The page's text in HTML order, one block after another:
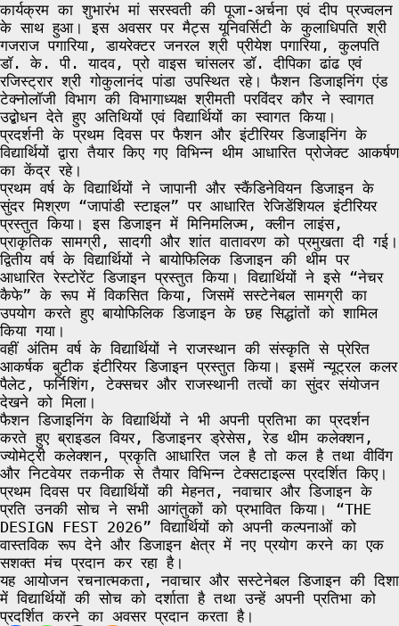
कार्यक्रम का शुभारंभ मां सरस्वती की पूजा-अर्चना एवं दीप प्रज्वलन
के साथ हुआ। इस अवसर पर मैट्स यूनिवर्सिटी के कुलाधिपति श्री
गजराज पगारिया, डायरेक्टर जनरल श्री प्रीयेश पगारिया, कुलपति
डॉ. के. पी. यादव, प्रो वाइस चांसलर डॉ. दीपिका ढांढ एवं
रजिस्ट्रार श्री गोकुलानंद पांडा उपस्थित रहे। फैशन डिजाइनिंग एंड
टेक्नोलॉजी विभाग की विभागाध्यक्ष श्रीमती परविंदर कौर ने स्वागत
उद्बोधन देते हुए अतिथियों एवं विद्यार्थियों का स्वागत किया।
प्रदर्शनी के प्रथम दिवस पर फैशन और इंटीरियर डिजाइनिंग के
विद्यार्थियों द्वारा तैयार किए गए विभिन्न थीम आधारित प्रोजेक्ट आकर्षण
का केंद्र रहे।
प्रथम वर्ष के विद्यार्थियों ने जापानी और स्कैंडिनेवियन डिजाइन के
सुंदर मिश्रण “जापांडी स्टाइल” पर आधारित रेजिडेंशियल इंटीरियर
प्रस्तुत किया। इस डिजाइन में मिनिमलिज्म, क्लीन लाइंस,
प्राकृतिक सामग्री, सादगी और शांत वातावरण को प्रमुखता दी गई।
द्वितीय वर्ष के विद्यार्थियों ने बायोफिलिक डिजाइन की थीम पर
आधारित रेस्टोरेंट डिजाइन प्रस्तुत किया। विद्यार्थियों ने इसे “नेचर
कैफे” के रूप में विकसित किया, जिसमें सस्टेनेबल सामग्री का
उपयोग करते हुए बायोफिलिक डिजाइन के छह सिद्धांतों को शामिल
किया गया।
वहीं अंतिम वर्ष के विद्यार्थियों ने राजस्थान की संस्कृति से प्रेरित
आकर्षक बुटीक इंटीरियर डिजाइन प्रस्तुत किया। इसमें न्यूट्रल कलर
पैलेट, फर्निशिंग, टेक्सचर और राजस्थानी तत्वों का सुंदर संयोजन
देखने को मिला।
फैशन डिजाइनिंग के विद्यार्थियों ने भी अपनी प्रतिभा का प्रदर्शन
करते हुए ब्राइडल वियर, डिजाइनर ड्रेसेस, रेड थीम कलेक्शन,
ज्योमेट्री कलेक्शन, प्रकृति आधारित जल है तो कल है तथा वीविंग
और निटवेयर तकनीक से तैयार विभिन्न टेक्सटाइल्स प्रदर्शित किए।
प्रथम दिवस पर विद्यार्थियों की मेहनत, नवाचार और डिजाइन के
प्रति उनकी सोच ने सभी आगंतुकों को प्रभावित किया। “THE
DESIGN FEST 2026” विद्यार्थियों को अपनी कल्पनाओं को
वास्तविक रूप देने और डिजाइन क्षेत्र में नए प्रयोग करने का एक
सशक्त मंच प्रदान कर रहा है।
यह आयोजन रचनात्मकता, नवाचार और सस्टेनेबल डिजाइन की दिशा
में विद्यार्थियों की सोच को दर्शाता है तथा उन्हें अपनी प्रतिभा को
प्रदर्शित करने का अवसर प्रदान करता है।